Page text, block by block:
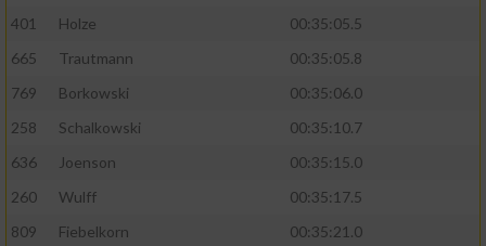
401
Holze
00:35:05.5
665
Trautmann
00:35:05.8
769
Borkowski
00:35:06.0
258
Schalkowski
00:35:10.7
636
Joenson
00:35:15.0
260
Wulff
00:35:17.5
809
Fiebelkorn
00:35:21.0